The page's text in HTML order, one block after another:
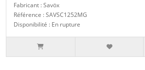
Fabricant : Savöx
Référence : SAVSC1252MG
Disponibilité : En rupture